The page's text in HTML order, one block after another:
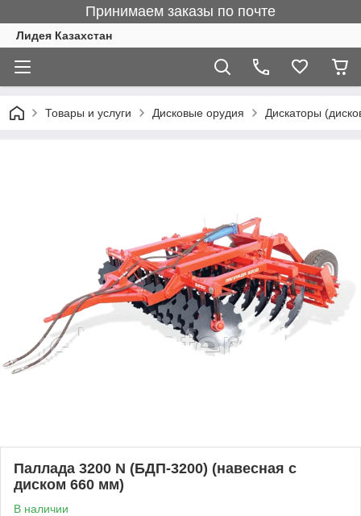
Принимаем заказы по почте
Лидея Казахстан
Товары и услуги Дисковые орудия Дискаторы
Паллада 3200 N (БДП-3200) (навесная с
диском 660 мм)
В наличии